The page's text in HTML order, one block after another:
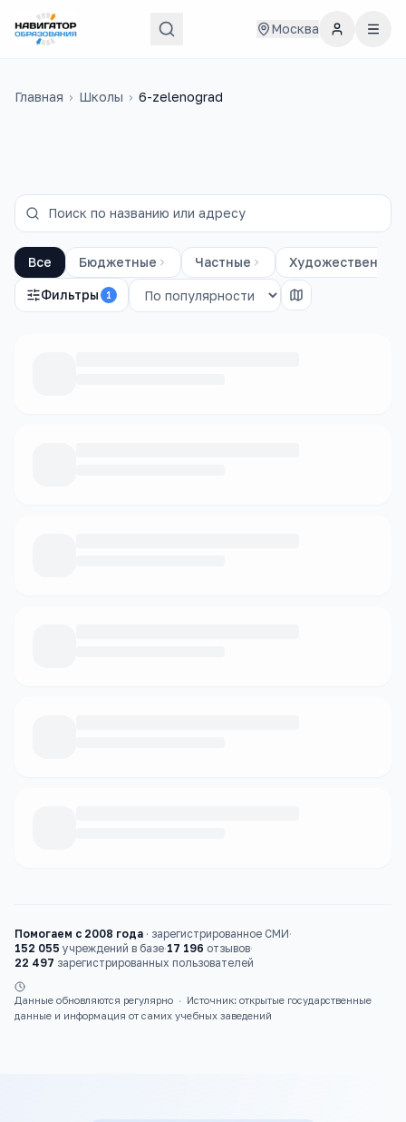
Москва
Главная › Школы › 6-zelenograd
Все Бюджетные Частные Художественные
Фильтры 1
Помогаем с 2008 года · зарегистрированное СМИ·
152 055 учреждений в базе·17 196 отзывов·
22 497 зарегистрированных пользователей
Данные обновляются регулярно ·
Источник: открытые государственные
данные и информация от самих учебных заведений